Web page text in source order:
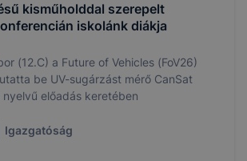
kisműholddal szerepelt
iskolánk diákja
(12.C) a Future of Vehicles (FoV26)
be UV-sugárzást mérő CanSat
előadás keretében
Igazgatóság